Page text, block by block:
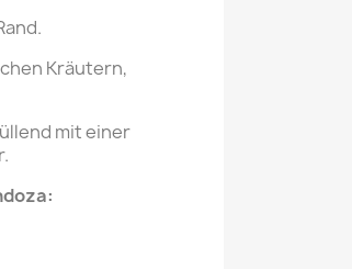
Kräutern,
mit einer